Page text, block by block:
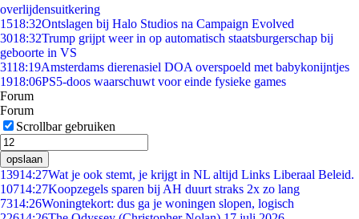
overlijdensuitkering
1518:32Ontslagen bij Halo Studios na Campaign Evolved
3018:32Trump grijpt weer in op automatisch staatsburgerschap bij
geboorte in VS
3118:19Amsterdams dierenasiel DOA overspoeld met babykonijntjes
1918:06PS5-doos waarschuwt voor einde fysieke games
Forum
Forum
Scrollbar gebruiken
opslaan
13914:27Wat je ook stemt, je krijgt in NL altijd Links Liberaal Beleid.
10714:27Koopzegels sparen bij AH duurt straks 2x zo lang
7314:26Woningtekort: dus ga je woningen slopen, logisch